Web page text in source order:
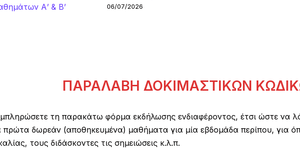
Α’ & Β’
06/07/2026
ΠΑΡΑΛΑΒΗ ΔΟΚΙΜΑΣΤΙΚΩΝ
τη παρακάτω φόρμα εκδήλωσης ενδιαφέροντος, έτσι ώστε να
δωρεάν (αποθηκευμένα) μαθήματα για μία εβδομάδα περίπου, για
τους διδάσκοντες τις σημειώσεις κ.λ.π.